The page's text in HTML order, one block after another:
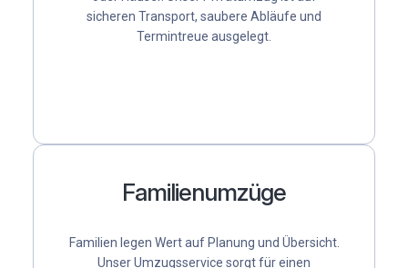
sicheren Transport, saubere Abläufe und
Termintreue ausgelegt.
Familienumzüge
Familien legen Wert auf Planung und Übersicht.
Unser Umzugsservice sorgt für einen